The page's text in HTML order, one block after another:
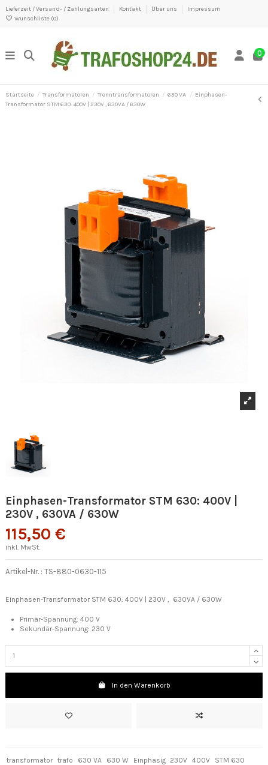
Lieferzeit / Versand- / Zahlungsarten Kontakt Über uns
Impressum
Wunschliste (0)
0
Startseite Transformatoren Trenntransformatoren 630 VA
Einphasen-
Transformator STM 630: 400V | 230V , 630VA / 630W
Einphasen-Transformator STM 630: 400V |
230V , 630VA / 630W
115,50 €
inkl. MwSt.
Artikel-Nr. : TS-880-0630-115
Einphasen-Transformator STM 630: 400V | 230V , 630VA / 630W
Primär-Spannung: 400 V
Sekundär-Spannung: 230 V
In den Warenkorb
transformator trafo 630 VA 630 W Einphasig 230V 400V STM 630